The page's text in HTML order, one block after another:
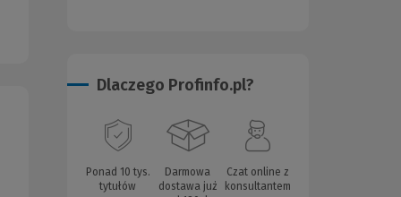
Dlaczego Profinfo.pl?
Ponad 10 tys.
tytułów
Darmowa
dostawa już
Czat online z
konsultantem